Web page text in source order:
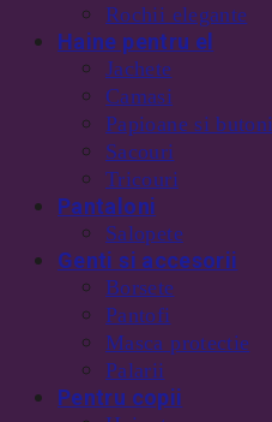
Rochii elegante
Haine pentru el
Jachete
Camasi
Papioane si butoni
Sacouri
Tricouri
Pantaloni
Salopete
Genti si accesorii
Borsete
Pantofi
Masca protectie
Palarii
Pentru copii